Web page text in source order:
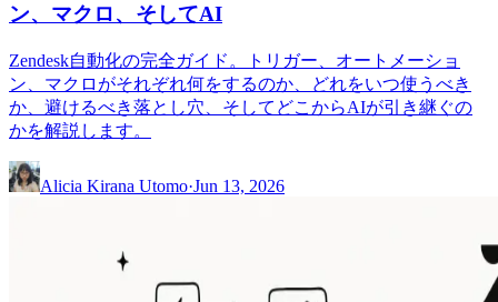
ン、マクロ、そしてAI
Zendesk自動化の完全ガイド。トリガー、オートメーショ
ン、マクロがそれぞれ何をするのか、どれをいつ使うべき
か、避けるべき落とし穴、そしてどこからAIが引き継ぐの
かを解説します。
Alicia Kirana Utomo·Jun 13, 2026